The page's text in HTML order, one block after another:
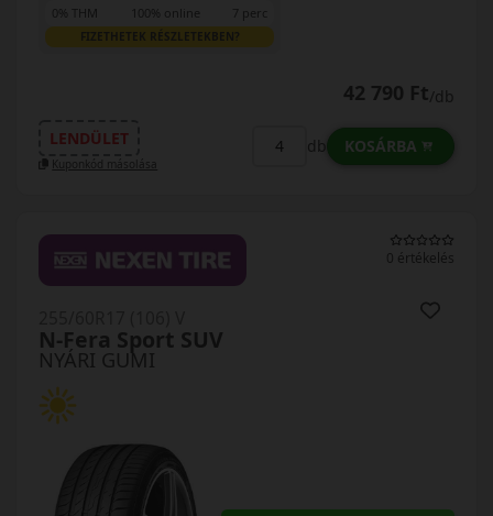
0% THM 100% online 7 perc
FIZETHETEK RÉSZLETEKBEN?
42 790 Ft/db
LENDÜLET
Kuponkód másolása
db KOSÁRBA
0 értékelés
NYÁRI GUMI
N-Fera Sport SUV